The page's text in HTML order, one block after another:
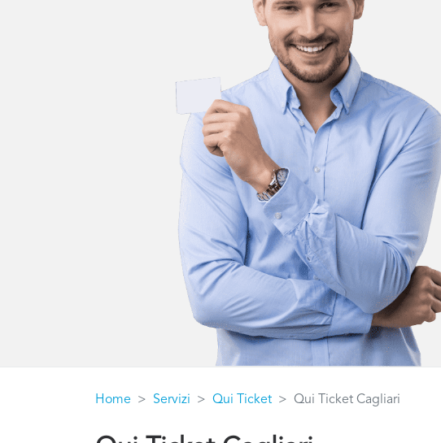
Home Servizi Qui Ticket Qui Ticket Cagliari